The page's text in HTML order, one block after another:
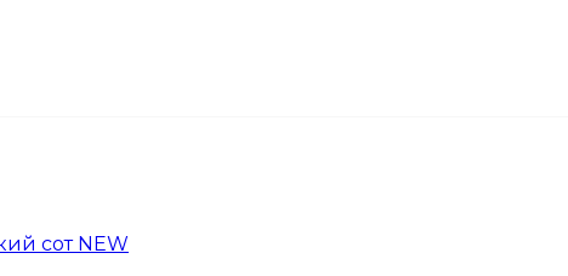
сот NEW